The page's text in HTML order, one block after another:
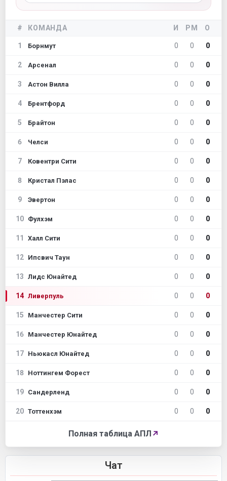
# КОМАНДА И РМ О
1 Борнмут 0 0 0
2 Арсенал 0 0 0
3 Астон Вилла 0 0 0
4 Брентфорд 0 0 0
5 Брайтон 0 0 0
6 Челси 0 0 0
7 Ковентри Сити 0 0 0
8 Кристал Пэлас 0 0 0
9 Эвертон 0 0 0
10 Фулхэм 0 0 0
11 Халл Сити 0 0 0
12 Ипсвич Таун 0 0 0
13 Лидс Юнайтед 0 0 0
14 Ливерпуль 0 0 0
15 Манчестер Сити 0 0 0
16 Манчестер Юнайтед 0 0 0
17 Ньюкасл Юнайтед 0 0 0
18 Ноттингем Форест 0 0 0
19 Сандерленд 0 0 0
20 Тоттенхэм 0 0 0
Полная таблица АПЛ ↗
Чат